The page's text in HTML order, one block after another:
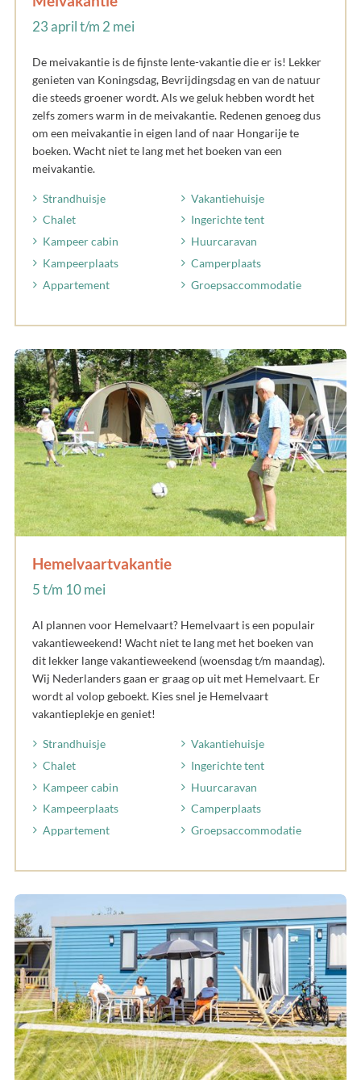
23 april t/m 2 mei
De meivakantie is de fijnste lente-vakantie die er is! Lekker
genieten van Koningsdag, Bevrijdingsdag en van de natuur
die steeds groener wordt. Als we geluk hebben wordt het
zelfs zomers warm in de meivakantie. Redenen genoeg dus
om een meivakantie in eigen land of naar Hongarije te
boeken. Wacht niet te lang met het boeken van een
meivakantie.
Strandhuisje
Vakantiehuisje
Chalet
Ingerichte tent
Kampeer cabin
Huurcaravan
Kampeerplaats
Camperplaats
Appartement
Groepsaccommodatie
Hemelvaartvakantie
5 t/m 10 mei
Al plannen voor Hemelvaart? Hemelvaart is een populair
vakantieweekend! Wacht niet te lang met het boeken van
dit lekker lange vakantieweekend (woensdag t/m maandag).
Wij Nederlanders gaan er graag op uit met Hemelvaart. Er
wordt al volop geboekt. Kies snel je Hemelvaart
vakantieplekje en geniet!
Strandhuisje
Vakantiehuisje
Chalet
Ingerichte tent
Kampeer cabin
Huurcaravan
Kampeerplaats
Camperplaats
Appartement
Groepsaccommodatie